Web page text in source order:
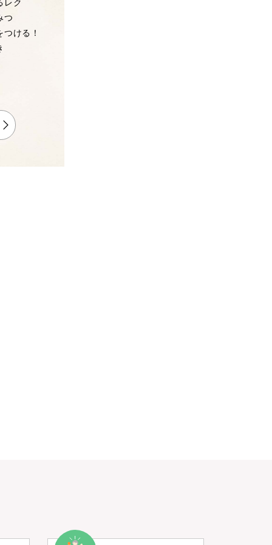
レク
つ
ける！